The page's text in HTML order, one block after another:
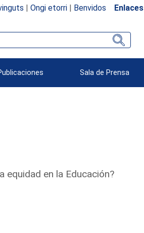
| Ongi etorri| Benvidos Enlaces
Sala de Prensa
equidad en la Educación?